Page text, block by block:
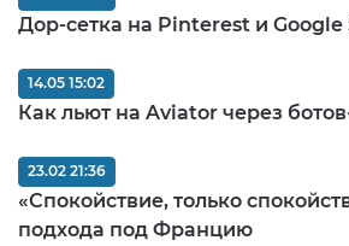
Дор-сетка на Pinterest и Google
Как льют на Aviator через
14.05 15:02
«Спокойствие, только
подхода под Францию
23.02 21:36